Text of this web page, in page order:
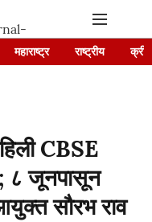
महाराष्ट्र राष्ट्रीय
CBSE
८ जूनपासून
सौरभ राव